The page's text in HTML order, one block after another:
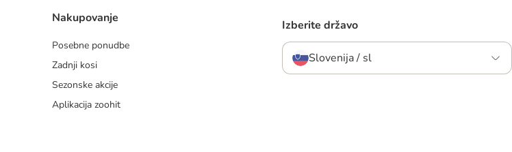
Nakupovanje
Posebne ponudbe
Zadnji kosi
Sezonske akcije
Aplikacija zoohit
Izberite državo
Slovenija / sl